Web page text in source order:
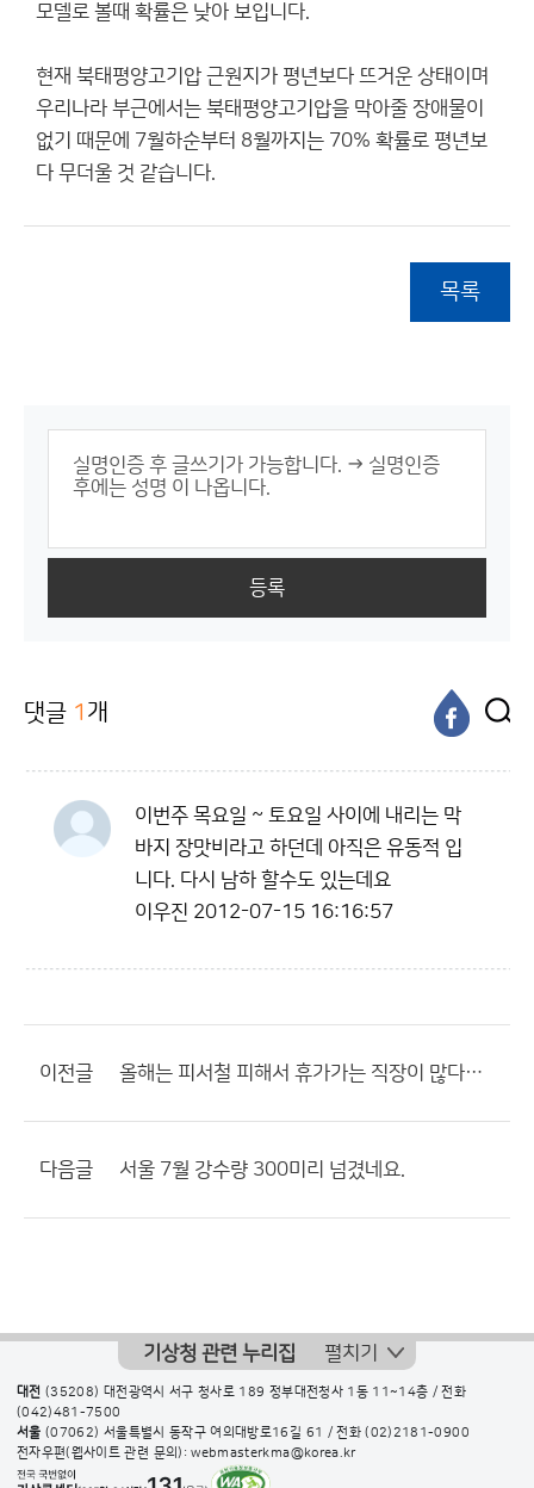
모델로 볼때 확률은 낮아 보입니다.
현재 북태평양고기압 근원지가 평년보다 뜨거운 상태이며
우리나라 부근에서는 북태평양고기압을 막아줄 장애물이
없기 때문에 7월하순부터 8월까지는 70% 확률로 평년보
다 무더울 것 같습니다.
목록
등록
댓글 1 개
이번주 목요일 ~ 토요일 사이에 내리는 막
바지 장맛비라고 하던데 아직은 유동적 입
니다. 다시 남하 할수도 있는데요
이우진 2012-07-15 16:16:57
이전글 올해는 피서철 피해서 휴가가는 직장이 많다고 하던데
다음글 서울 7월 강수량 300미리 넘겼네요.
기상청 관련 누리집 펼치기
대전 (35208) 대전광역시 서구 청사로 189 정부대전청사 1동 11~14층 / 전화
(042)481-7500
서울 (07062) 서울특별시 동작구 여의대방로16길 61 / 전화(02)2181-0900
전자우편(웹사이트 관련 문의): webmasterkma@korea.kr